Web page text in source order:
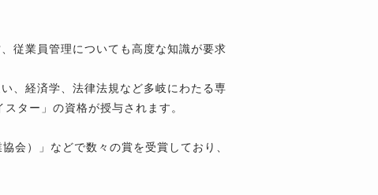
従業員管理についても高度な知識が要求
、経済学、法律法規など多岐にわたる専
ター」の資格が授与されます。
会）」などで数々の賞を受賞しており、